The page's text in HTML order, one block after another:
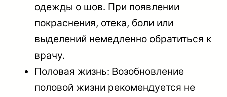
одежды о шов. При появлении
покраснения, отека, боли или
выделений немедленно обратиться к
врачу.
Половая жизнь: Возобновление
половой жизни рекомендуется не